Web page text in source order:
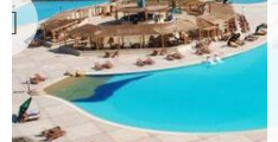
Previous